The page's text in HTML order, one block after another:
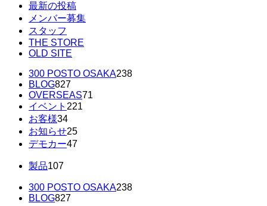
最新の投稿
メンバー募集
スタッフ
THE STORE
OLD SITE
300 POSTO OSAKA238
BLOG827
OVERSEAS71
イベント 221
お客様34
お知らせ25
デモカー47
製品107
300 POSTO OSAKA238
BLOG827